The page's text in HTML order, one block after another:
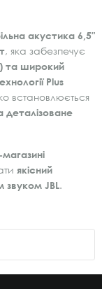
акустика 6,5″
, яка забезпечує
та широкий
Plus
встановлюється
деталізоване
якісний
звуком JBL.